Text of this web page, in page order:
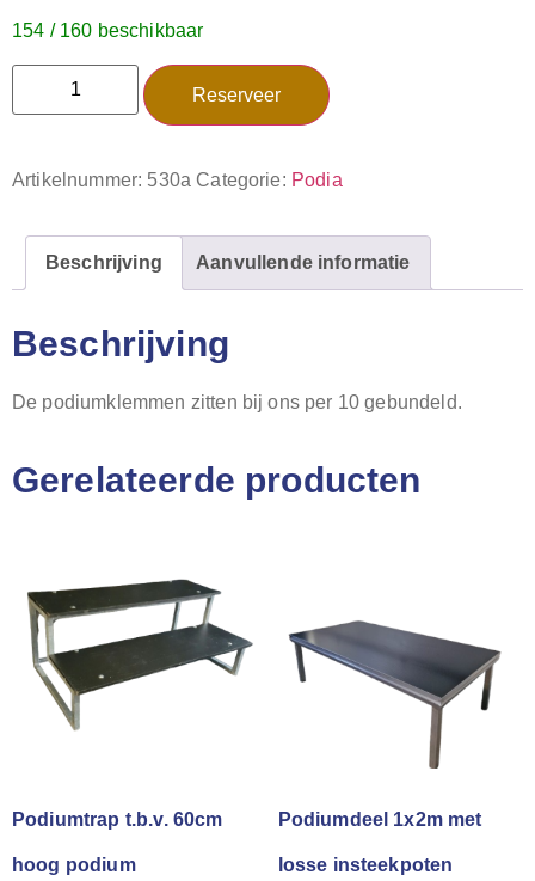
154 / 160 beschikbaar
Reserveer
Artikelnummer: 530a Categorie: Podia
Beschrijving Aanvullende informatie
Beschrijving
De podiumklemmen zitten bij ons per 10 gebundeld.
Gerelateerde producten
Podiumtrap t.b.v. 60cm
hoog podium
Podiumdeel 1x2m met
losse insteekpoten